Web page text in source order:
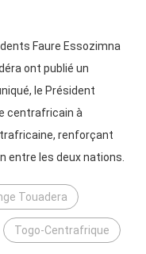
Faure Essozimna
ont publié un
le Président
centrafricain à
renforçant
entre les deux nations.
Touadera
Togo-Centrafrique